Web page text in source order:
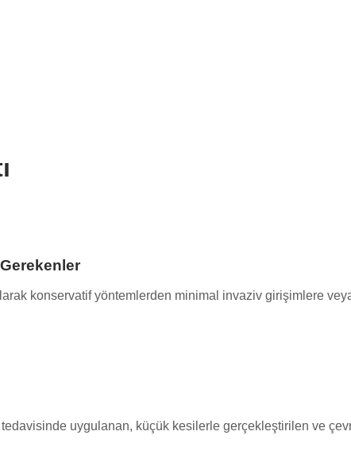
konservatif yöntemlerden minimal invaziv girişimlere
tedavisinde uygulanan, küçük kesilerle gerçekleştirilen ve